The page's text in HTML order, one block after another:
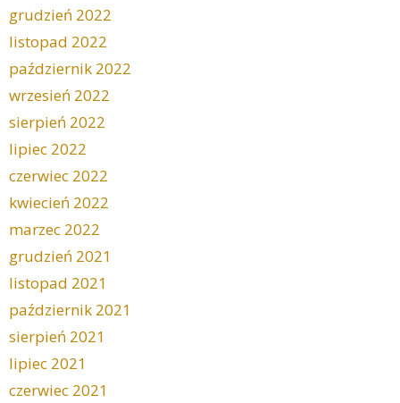
grudzień 2022
listopad 2022
październik 2022
wrzesień 2022
sierpień 2022
lipiec 2022
czerwiec 2022
kwiecień 2022
marzec 2022
grudzień 2021
listopad 2021
październik 2021
sierpień 2021
lipiec 2021
czerwiec 2021